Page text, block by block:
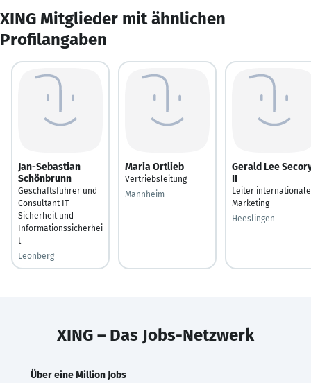
XING Mitglieder mit ähnlichen
Profilangaben
Jan-Sebastian
Schönbrunn
Geschäftsführer und
Consultant IT-
Sicherheit und
Informationssicherhei
t
Leonberg
Maria Ortlieb
Vertriebsleitung
Mannheim
Gerald Lee
II
Leiter
Marketing
Heeslingen
XING – Das Jobs-Netzwerk
Über eine Million Jobs